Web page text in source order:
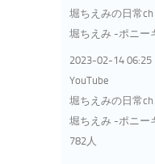
堀ちえみの日常
堀ちえみ -ポニー
2023-02-14 06:25
YouTube
堀ちえみの日常
堀ちえみ -ポニー
782人